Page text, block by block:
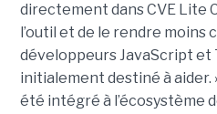
directement dans CVE Lite
l’outil et de le rendre moins
développeurs JavaScript et
initialement destiné à aider.
été intégré à l’écosystème